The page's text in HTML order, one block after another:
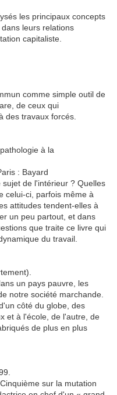
les principaux concepts
leurs relations
capitaliste.
comme simple outil de
de ceux qui
des travaux forcés.
à la
: Bayard
de l'intérieur ? Quelles
celui-ci, parfois même à
attitudes tendent-elles à
un peu partout, et dans
que traite ce livre qui
du travail.
un pays pauvre, les
notre société marchande.
côté du globe, des
et à l'école, de l'autre, de
de plus en plus
sur la mutation